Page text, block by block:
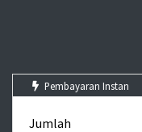
Pembayaran Instan
Jumlah